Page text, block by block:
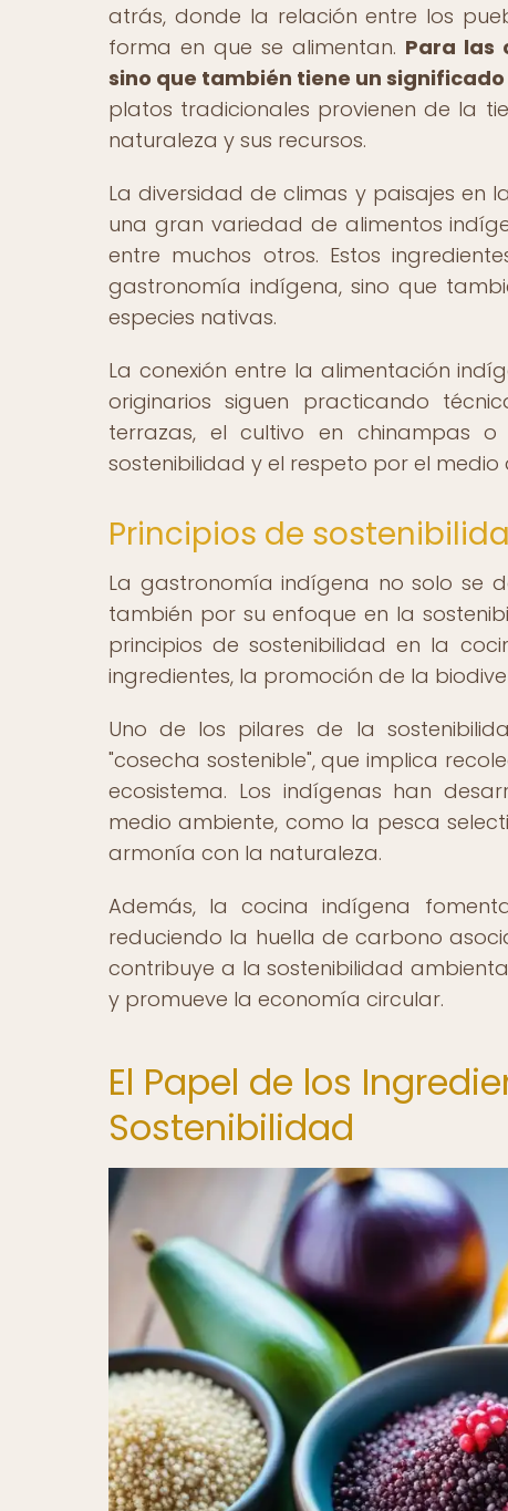
atrás, donde la relación entre los
forma en que se alimentan. Para las
sino que también tiene un
platos tradicionales provienen de la
naturaleza y sus recursos.
La diversidad de climas y paisajes en
una gran variedad de alimentos
entre muchos otros. Estos
gastronomía indígena, sino que
especies nativas.
La conexión entre la alimentación
originarios siguen practicando
terrazas, el cultivo en chinampas
sostenibilidad y el respeto por el medio
Principios de
La gastronomía indígena no solo se
también por su enfoque en la
principios de sostenibilidad en la
ingredientes, la promoción de la
Uno de los pilares de la
"cosecha sostenible", que implica
ecosistema. Los indígenas han
medio ambiente, como la pesca
armonía con la naturaleza.
Además, la cocina indígena
reduciendo la huella de carbono
contribuye a la sostenibilidad
y promueve la economía circular.
El Papel de los
Sostenibilidad